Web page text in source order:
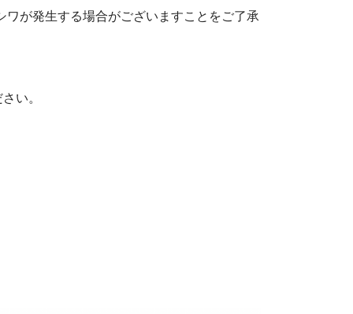
が発生する場合がございますことをご了承
い。